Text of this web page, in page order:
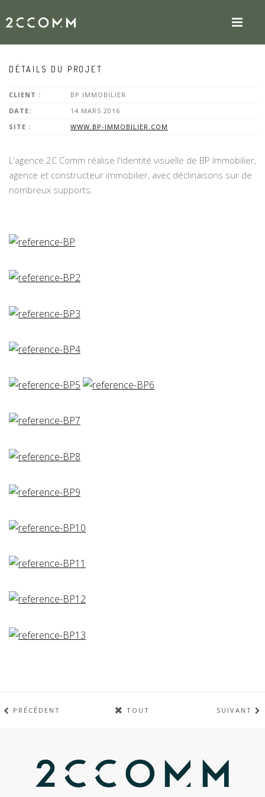
DÉTAILS DU PROJET
CLIENT :
BP IMMOBILIER
DATE:
14 MARS 2016
SITE :
WWW.BP-IMMOBILIER.COM
L'agence 2C Comm réalise l'identité visuelle de BP Immobilier,
agence et constructeur immobilier, avec déclinaisons sur de
nombreux supports.
PRÉCÉDENT TOUT SUIVANT